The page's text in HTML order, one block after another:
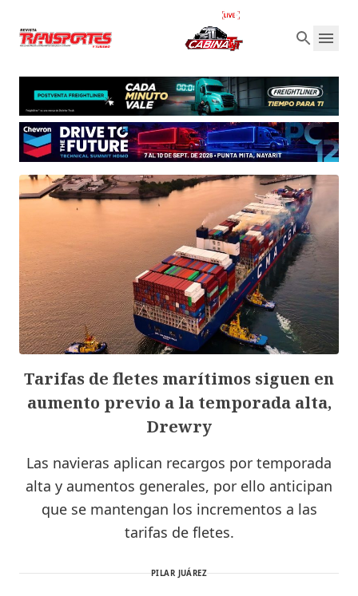
Tarifas de fletes marítimos siguen en
aumento previo a la temporada alta,
Drewry
Las navieras aplican recargos por temporada
alta y aumentos generales, por ello anticipan
que se mantengan los incrementos a las
tarifas de fletes.
PILAR JUÁREZ